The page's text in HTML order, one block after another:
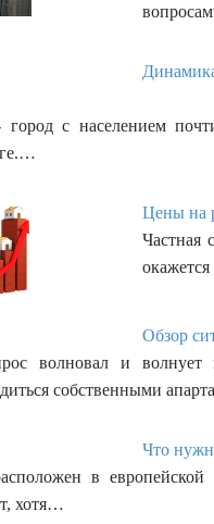
город с населением
Цены на
Частная
Обзор
волновал и волнует
собственными
Что
в
хотя…